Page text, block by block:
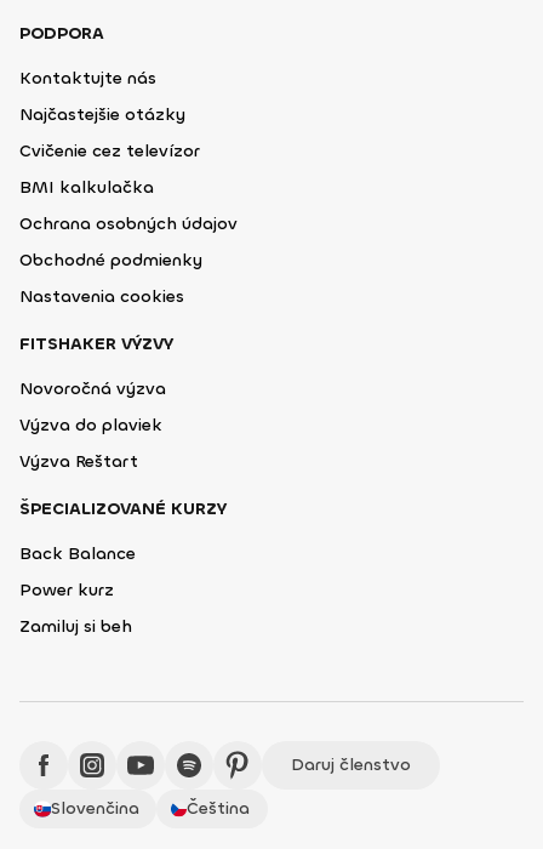
PODPORA
Kontaktujte nás
Najčastejšie otázky
Cvičenie cez televízor
BMI kalkulačka
Ochrana osobných údajov
Obchodné podmienky
Nastavenia cookies
FITSHAKER VÝZVY
Novoročná výzva
Výzva do plaviek
Výzva Reštart
ŠPECIALIZOVANÉ KURZY
Back Balance
Power kurz
Zamiluj si beh
Daruj členstvo
Slovenčina
Čeština